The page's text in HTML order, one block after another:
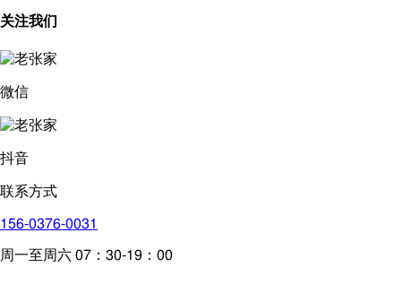
关注我们
微信
抖音
联系方式
156-0376-0031
周一至周六 07：30-19：00